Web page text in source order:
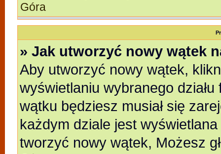
Góra
» Jak utworzyć nowy wątek
Aby utworzyć nowy wątek,
wyświetlaniu wybranego
wątku będziesz musiał się
każdym dziale jest
tworzyć nowy wątek, Możesz